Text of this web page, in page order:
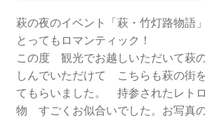
萩の夜のイベント「萩・竹灯路物語
とってもロマンティック！
この度 観光でお越しいただいて萩
しんでいただけて こちらも萩の街
てもらいました。 持参されたレト
物 すごくお似合いでした。お写真